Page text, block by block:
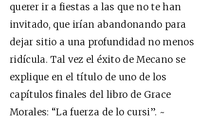
querer ir a fiestas a las que no te han
invitado, que irían abandonando para
dejar sitio a una profundidad no menos
ridícula. Tal vez el éxito de Mecano se
explique en el título de uno de los
capítulos finales del libro de Grace
Morales: “La fuerza de lo cursi”. ~